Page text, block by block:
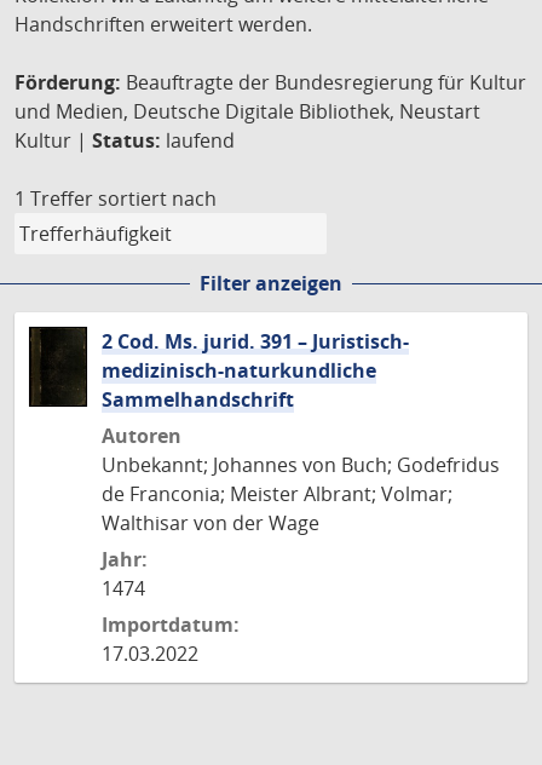
Handschriften erweitert werden.
Förderung: Beauftragte der Bundesregierung für Kultur
und Medien, Deutsche Digitale Bibliothek, Neustart
Kultur | Status: laufend
1 Treffer sortiert nach
Filter anzeigen
2 Cod. Ms. jurid. 391 – Juristisch-
medizinisch-naturkundliche
Sammelhandschrift
Autoren
Unbekannt; Johannes von Buch; Godefridus
de Franconia; Meister Albrant; Volmar;
Walthisar von der Wage
Jahr:
1474
Importdatum:
17.03.2022